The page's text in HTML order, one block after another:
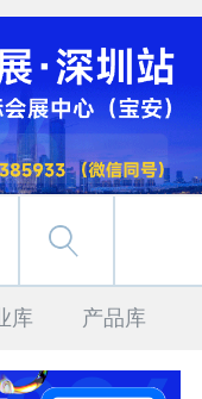
库 产品库